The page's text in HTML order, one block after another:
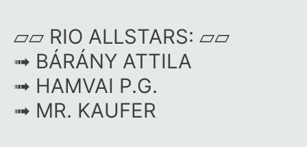
▱▱ RIO ALLSTARS: ▱▱
➟ BÁRÁNY ATTILA
➟ HAMVAI P.G.
➟ MR. KAUFER